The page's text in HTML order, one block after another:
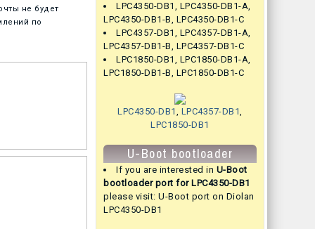
не будет
по
LPC4350-DB1 , LPC4350-DB1-A,
LPC4350-DB1-B, LPC4350-DB1-C
LPC4357-DB1 , LPC4357-DB1-A,
LPC4357-DB1-B, LPC4357-DB1-C
LPC1850-DB1 , LPC1850-DB1-A,
LPC1850-DB1-B, LPC1850-DB1-C
LPC4350-DB1 LPC4357-DB1
LPC1850-DB1
U-Boot bootloader
If you are interested in U-Boot
bootloader port for LPC4350-DB1
please visit: U-Boot port on Diolan
LPC4350-DB1